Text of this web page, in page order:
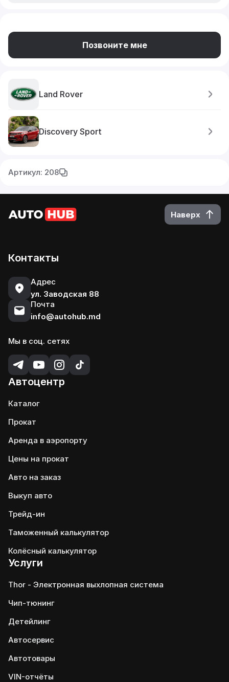
Позвоните мне
Land Rover
Discovery Sport
Артикул: 208
Наверх
Контакты
Адрес
ул. Заводская 88
Почта
info@autohub.md
Мы в соц. сетях
Автоцентр
Каталог
Прокат
Аренда в аэропорту
Цены на прокат
Авто на заказ
Выкуп авто
Трейд-ин
Таможенный калькулятор
Колёсный калькулятор
Услуги
Thor - Электронная выхлопная система
Чип-тюнинг
Детейлинг
Автосервис
Автотовары
VIN-отчёты